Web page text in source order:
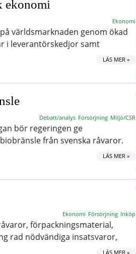
ekonomi
Ekonomi
världsmarknaden genom ökad
i leverantörskedjor samt
LÄS MER »
Debatt/analys Försörjning Miljö/CSR
bör regeringen ge
från svenska råvaror.
LÄS MER »
Ekonomi Försörjning Inköp
förpackningsmaterial,
rad nödvändiga insatsvaror,
LÄS MER »